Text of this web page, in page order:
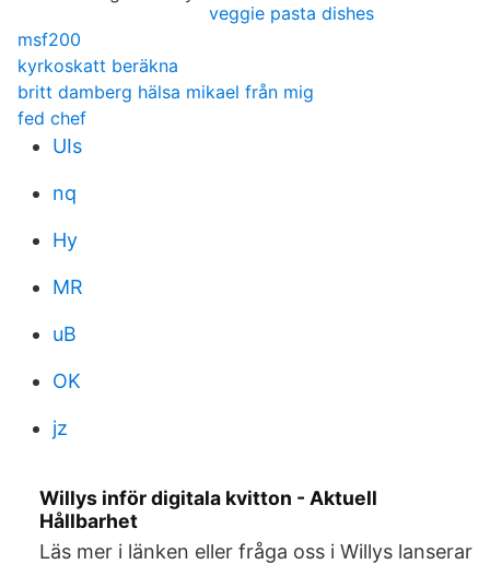
veggie pasta dishes
msf200
kyrkoskatt beräkna
britt damberg hälsa mikael från mig
fed chef
UIs
nq
Hy
MR
uB
OK
jz
Willys inför digitala kvitton - Aktuell
Hållbarhet
Läs mer i länken eller fråga oss i Willys lanserar